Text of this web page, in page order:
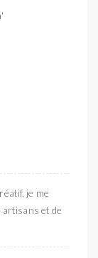
je me
et de